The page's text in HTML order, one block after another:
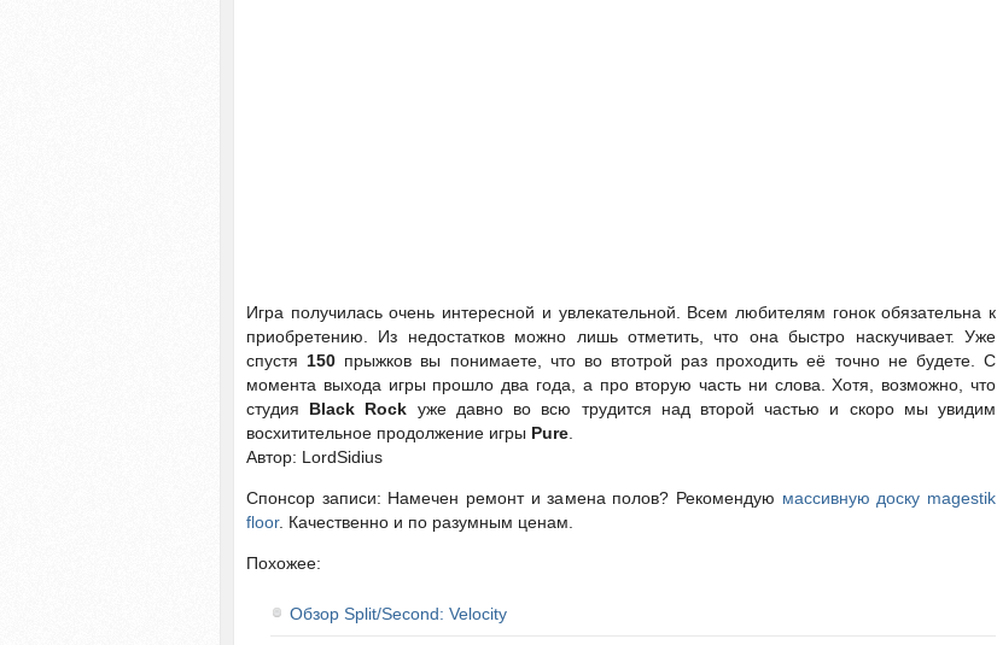
Игра получилась очень интересной и увлекательной. Всем любителям гонок обязательна к
приобретению. Из недостатков можно лишь отметить, что она быстро наскучивает. Уже
спустя 150 прыжков вы понимаете, что во втотрой раз проходить её точно не будете. С
момента выхода игры прошло два года, а про вторую часть ни слова. Хотя, возможно, что
студия Black Rock уже давно во всю трудится над второй частью и скоро мы увидим
восхитительное продолжение игры Pure
Автор: LordSidius
Спонсор записи: Намечен ремонт и замена полов? Рекомендую массивную доску magestik
floor. Качественно и по разумным ценам.
Похожее:
Обзор Split/Second: Velocity